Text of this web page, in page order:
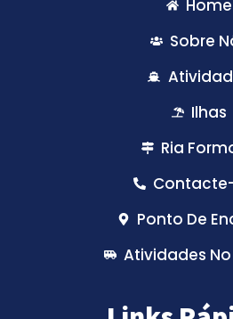
Home
Sobre
Ilhas
Ria
Ponto De
Atividades